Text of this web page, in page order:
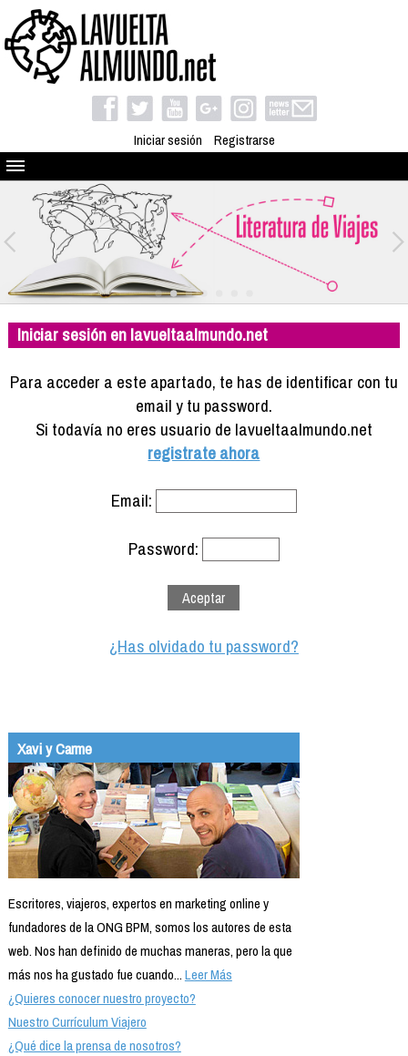
Iniciar sesión Registrarse
Quienes somos
El proyecto
Blog
Viaja con nosotros
Camino solidario
Libros
Compañeros de viaje
Info viajeros
Iniciar sesión en lavueltaalmundo.net
Para acceder a este apartado, te has de identificar con tu
email y tu password.
Si todavía no eres usuario de lavueltaalmundo.net
registrate ahora
Email:
Password:
¿Has olvidado tu password?
Xavi y Carme
Escritores, viajeros, expertos en marketing online y
fundadores de la ONG BPM, somos los autores de esta
web. Nos han definido de muchas maneras, pero la que
más nos ha gustado fue cuando...Leer Más
¿Quieres conocer nuestro proyecto?
Nuestro Currículum Viajero
¿Qué dice la prensa de nosotros?